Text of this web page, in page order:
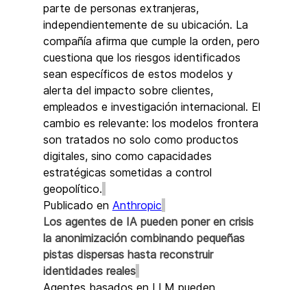
parte de personas extranjeras,
independientemente de su ubicación. La
compañía afirma que cumple la orden, pero
cuestiona que los riesgos identificados
sean específicos de estos modelos y
alerta del impacto sobre clientes,
empleados e investigación internacional. El
cambio es relevante: los modelos frontera
son tratados no solo como productos
digitales, sino como capacidades
estratégicas sometidas a control
geopolítico.
Publicado en Anthropic
Los agentes de IA pueden poner en crisis
la anonimización combinando pequeñas
pistas dispersas hasta reconstruir
identidades reales